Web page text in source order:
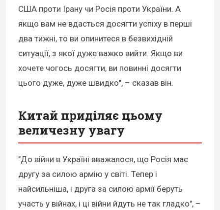
США проти Ірану чи Росія проти України. А
якщо вам не вдасться досягти успіху в перші
два тижні, то ви опинитеся в безвихідній
ситуації, з якої дуже важко вийти. Якщо ви
хочете чогось досягти, ви повинні досягти
цього дуже, дуже швидко", – сказав він.
Китай приділяє цьому
величезну увагу
"До війни в Україні вважалося, що Росія має
другу за силою армію у світі. Тепер і
найсильніша, і друга за силою армії беруть
участь у війнах, і ці війни йдуть не так гладко", –